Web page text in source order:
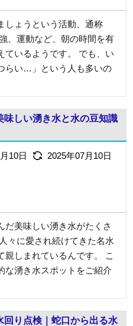
しょうという活動、通称
、運動など、朝の時間を有
ているようです。 でも、い
らい…」という人も多いの
しい湧き水と水の豆知識
10日
2025年07月10日
だ美味しい湧き水がたくさ
々に愛され続けてきた名水
親しまれているんです。 こ
な湧き水スポットをご紹介
り点検｜蛇口から出る水